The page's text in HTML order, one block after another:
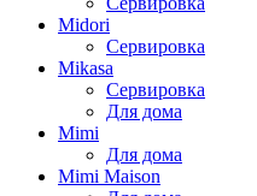
Midori
Сервировка
Mikasa
Сервировка
Для дома
Mimi
Для дома
Mimi Maison